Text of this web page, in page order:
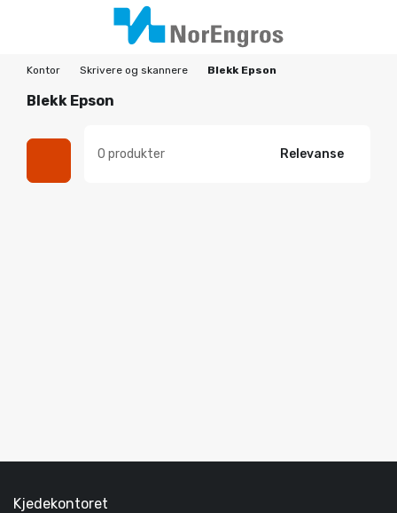
Kontor Skrivere og skannere Blekk Epson
Blekk Epson
0 produkter Relevanse
Kjedekontoret